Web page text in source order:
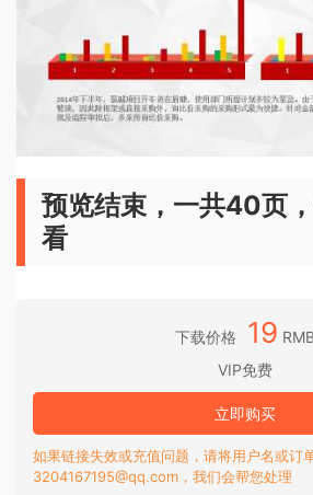
预览结束，一共40页
看
下载价格 19
VIP免费
立即购买
如果链接失效或充值问题，请将用户名或订
3204167195@qq.com，我们会帮您处理